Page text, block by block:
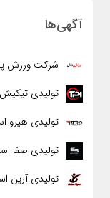
آگهی‌ها
شرکت ورزش
تولیدی تیکیش
تولیدی هیرو
تولیدی صفا
تولیدی آرین